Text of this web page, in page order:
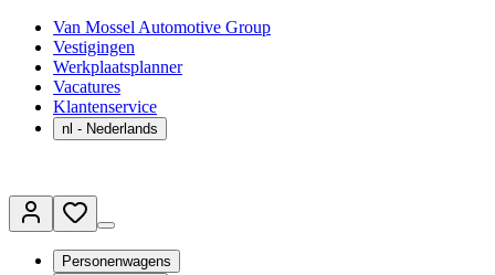
Van Mossel Automotive Group
Vestigingen
Werkplaatsplanner
Vacatures
Klantenservice
nl - Nederlands
Personenwagens